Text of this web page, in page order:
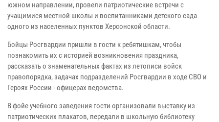
южном направлении, провели патриотические встречи с
учащимися местной школы и воспитанниками детского сада
одного из населенных пунктов Херсонской области.
Бойцы Росгвардии пришли в гости к ребятишкам, чтобы
познакомить их с историей возникновения праздника,
рассказать о знаменательных фактах из летописи войск
правопорядка, задачах подразделений Росгвардии в ходе СВО и
Героях России - офицерах ведомства.
В фойе учебного заведения гости организовали выставку из
патриотических плакатов, передали в школьную библиотеку